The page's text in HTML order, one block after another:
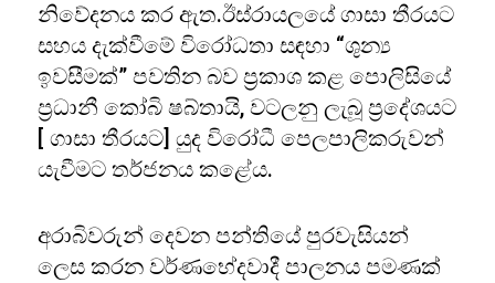
නිවේදනය කර ඇත.ඊස්රායලයේ ගාසා තීරයට
සහය දැක්වීමේ විරෝධතා සඳහා “ශුන්‍ය
ඉවසීමක්” පවතින බව ප්‍රකාශ කළ පොලිසියේ
ප්‍රධානී කෝබි ෂබ්තායි, වටලනු ලැබූ ප්‍රදේශයට
[ ගාසා තීරයට] යුද විරෝධී පෙලපාලිකරුවන්
යැවීමට තර්ජනය කළේය.
අරාබිවරුන් දෙවන පන්තියේ පුරවැසියන්
ලෙස කරන වර්ණභේදවාදී පාලනය පමණක්